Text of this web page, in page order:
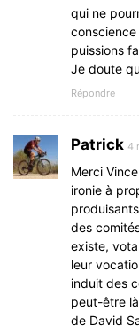
qui ne
conscience
puissions
Je doute
Répondre
Patrick 4
Merci
ironie à
des
existe,
leur
induit des
peut-être
de David